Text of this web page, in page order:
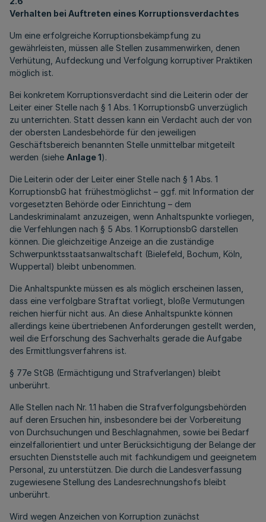
Verhalten bei Auftreten eines Korruptionsverdachtes
Um eine erfolgreiche Korruptionsbekämpfung zu
gewährleisten, müssen alle Stellen zusammenwirken, denen
Verhütung, Aufdeckung und Verfolgung korruptiver Praktiken
möglich ist.
Bei konkretem Korruptionsverdacht sind die Leiterin oder der
Leiter einer Stelle nach § 1 Abs. 1 KorruptionsbG unverzüglich
zu unterrichten. Statt dessen kann ein Verdacht auch der von
der obersten Landesbehörde für den jeweiligen
Geschäftsbereich benannten Stelle unmittelbar mitgeteilt
werden (siehe Anlage 1).
Die Leiterin oder der Leiter einer Stelle nach § 1 Abs. 1
KorruptionsbG hat frühestmöglichst – ggf. mit Information der
vorgesetzten Behörde oder Einrichtung – dem
Landeskriminalamt anzuzeigen, wenn Anhaltspunkte vorliegen,
die Verfehlungen nach § 5 Abs. 1 KorruptionsbG darstellen
können. Die gleichzeitige Anzeige an die zuständige
Schwerpunktsstaatsanwaltschaft (Bielefeld, Bochum, Köln,
Wuppertal) bleibt unbenommen.
Die Anhaltspunkte müssen es als möglich erscheinen lassen,
dass eine verfolgbare Straftat vorliegt, bloße Vermutungen
reichen hierfür nicht aus. An diese Anhaltspunkte können
allerdings keine übertriebenen Anforderungen gestellt werden,
weil die Erforschung des Sachverhalts gerade die Aufgabe
des Ermittlungsverfahrens ist.
§ 77e StGB (Ermächtigung und Strafverlangen) bleibt
unberührt.
Alle Stellen nach Nr. 1.1 haben die Strafverfolgungsbehörden
auf deren Ersuchen hin, insbesondere bei der Vorbereitung
von Durchsuchungen und Beschlagnahmen, sowie bei Bedarf
einzelfallorientiert und unter Berücksichtigung der Belange der
ersuchten Dienststelle auch mit fachkundigem und geeignetem
Personal, zu unterstützen. Die durch die Landesverfassung
zugewiesene Stellung des Landesrechnungshofs bleibt
unberührt.
Wird wegen Anzeichen von Korruption zunächst